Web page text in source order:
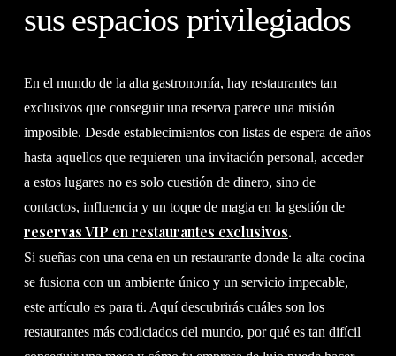
sus espacios privilegiados
En el mundo de la alta gastronomía, hay restaurantes tan
exclusivos que conseguir una reserva parece una misión
imposible. Desde establecimientos con listas de espera de años
hasta aquellos que requieren una invitación personal, acceder
a estos lugares no es solo cuestión de dinero, sino de
contactos, influencia y un toque de magia en la gestión de
reservas VIP en restaurantes exclusivos.
Si sueñas con una cena en un restaurante donde la alta cocina
se fusiona con un ambiente único y un servicio impecable,
este artículo es para ti. Aquí descubrirás cuáles son los
restaurantes más codiciados del mundo, por qué es tan difícil